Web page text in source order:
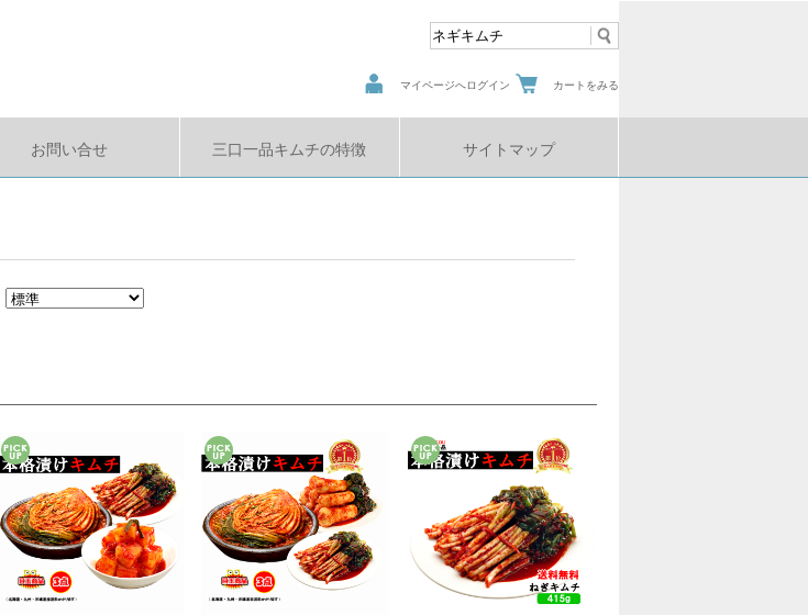
マイページへログイン カートをみる
お問い合せ 三口一品キムチの特徴 サイトマップ